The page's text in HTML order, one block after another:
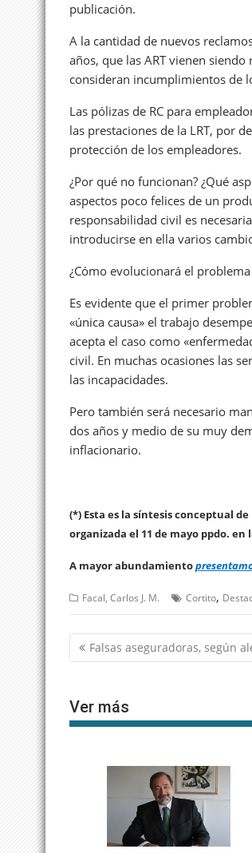
publicación.
A la cantidad de nuevos
años, que las ART vienen
consideran incumplimientos de
Las pólizas de RC para
las prestaciones de la LRT, por
protección de los empleadores.
¿Por qué no funcionan? ¿Qué
aspectos poco felices de un
responsabilidad civil es
introducirse en ella varios
¿Cómo evolucionará el
Es evidente que el primer
«única causa» el trabajo
acepta el caso como
civil. En muchas ocasiones las
las incapacidades.
Pero también será necesario
dos años y medio de su muy
inflacionario.
(*) Esta es la síntesis conceptual
organizada el 11 de mayo ppdo.
A mayor abundamiento
Facal, Carlos J. M. Cortito,
Navegación
de
Falsas aseguradoras, según
Ver más